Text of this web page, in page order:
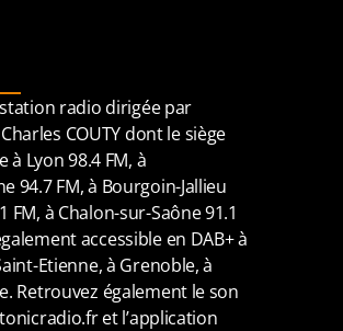
radio dirigée par
COUTY dont le siège
à Lyon 98.4 FM, à
94.7 FM, à Bourgoin-Jallieu
FM, à Chalon-sur-Saône 91.1
accessible en DAB+ à
Etienne, à Grenoble, à
Retrouvez également le son
et l’application